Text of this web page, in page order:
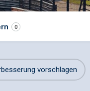
0
vorschlagen